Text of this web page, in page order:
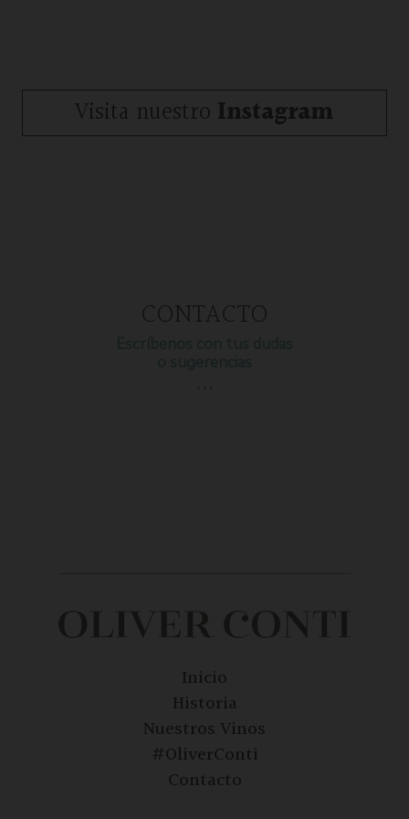
Visita nuestro Instagram
CONTACTO
Inicio
Historia
Nuestros Vinos
#OliverConti
Contacto